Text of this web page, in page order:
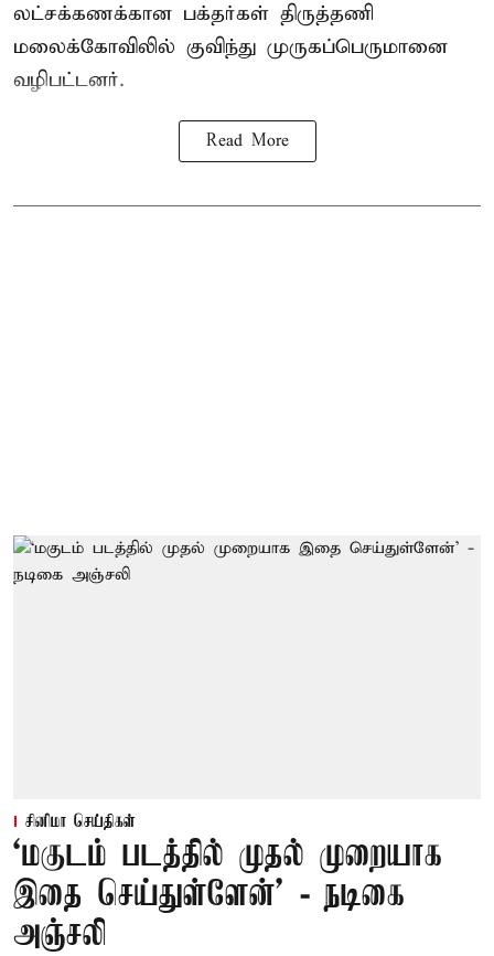
லட்சக்கணக்கான பக்தர்கள் திருத்தணி
மலைக்கோவிலில் குவிந்து முருகப்பெருமானை
வழிபட்டனர்.
Read More
சினிமா செய்திகள்
‘மகுடம் படத்தில் முதல் முறையாக
இதை செய்துள்ளேன்’ - நடிகை
அஞ்சலி